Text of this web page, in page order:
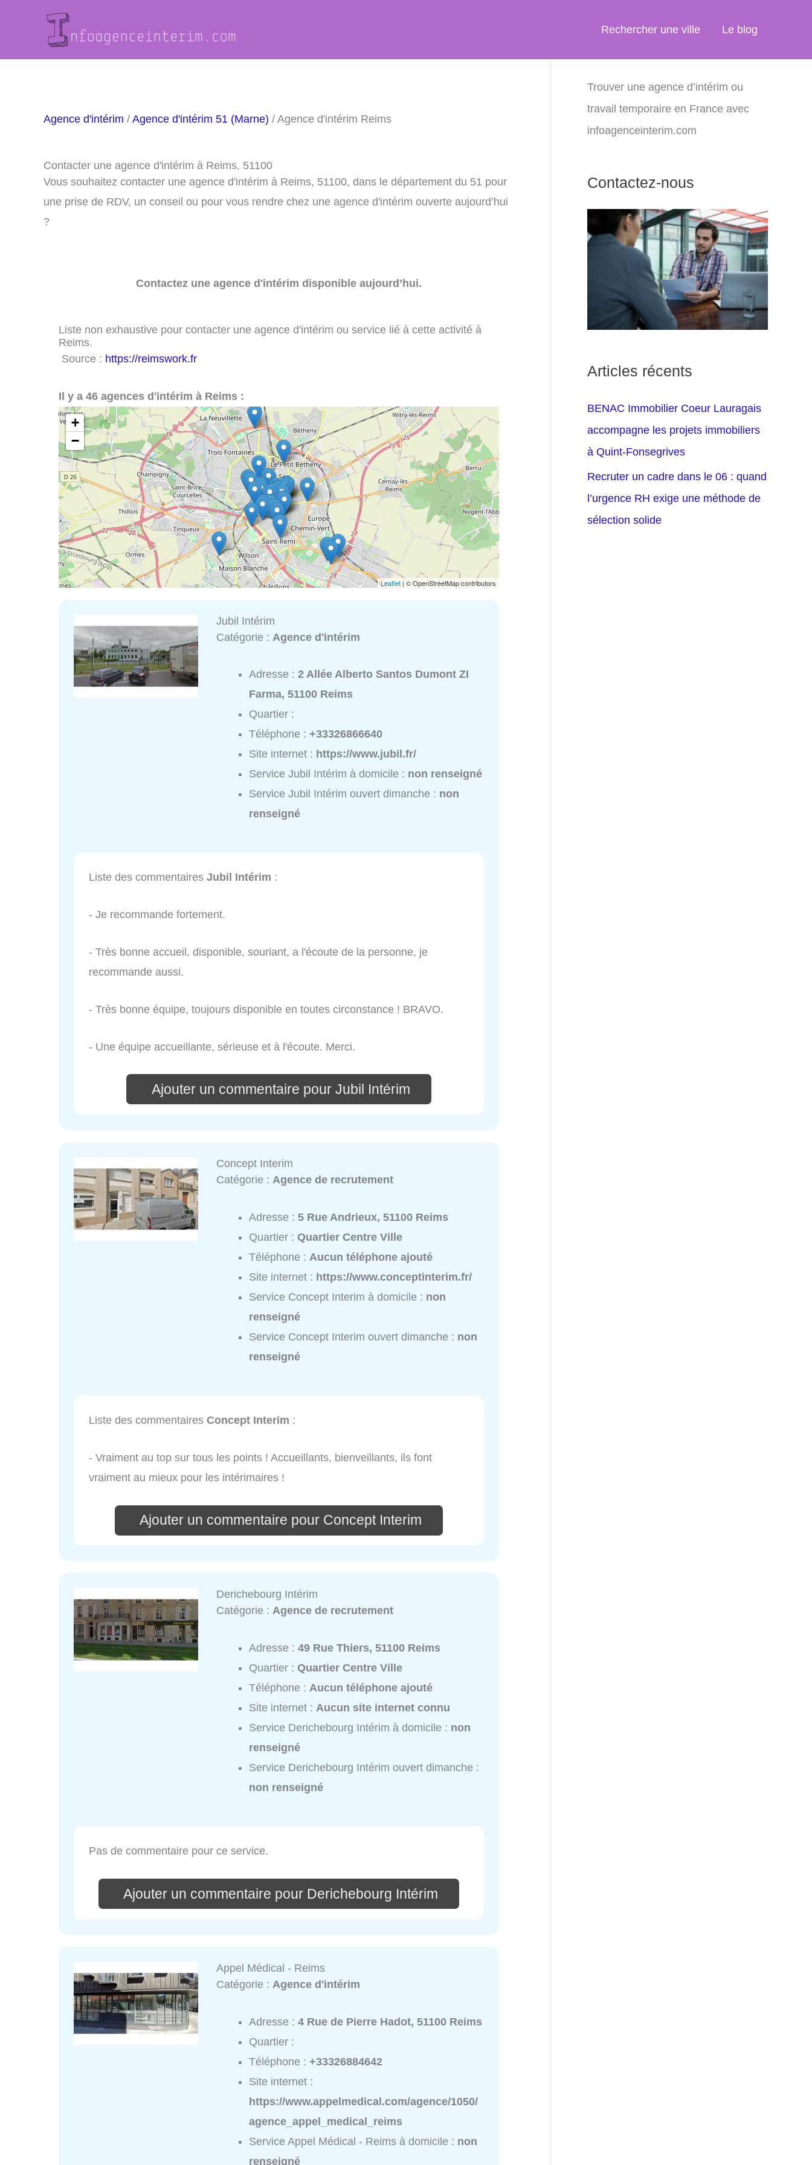
Rechercher une ville Le blog
Agence d'intérim / Agence d'intérim 51 (Marne) / Agence d'intérim Reims
Contacter une agence d'intérim à Reims, 51100
Vous souhaitez contacter une agence d'intérim à Reims, 51100, dans le département du 51 pour
une prise de RDV, un conseil ou pour vous rendre chez une agence d'intérim ouverte aujourd’hui
?
Contactez une agence d'intérim disponible aujourd’hui.
Liste non exhaustive pour contacter une agence d'intérim ou service lié à cette activité à
Reims.
Source : https://reimswork.fr
Il y a 46 agences d'intérim à Reims :
+
−
Leaflet | © OpenStreetMap contributors
Jubil Intérim
Catégorie : Agence d'intérim
Adresse :2 Allée Alberto Santos Dumont ZI
Farma, 51100 Reims
Quartier :
Téléphone :+33326866640
Site internet : https://www.jubil.fr/
Service Jubil Intérim à domicile : non renseigné
Service Jubil Intérim ouvert dimanche : non
renseigné
Liste des commentaires Jubil Intérim :
- Je recommande fortement.
- Très bonne accueil, disponible, souriant, a l'écoute de la personne, je
recommande aussi.
- Très bonne équipe, toujours disponible en toutes circonstance ! BRAVO.
- Une équipe accueillante, sérieuse et à l'écoute. Merci.
Ajouter un commentaire pour Jubil Intérim
Concept Interim
Catégorie :Agence de recrutement
Adresse :5 Rue Andrieux, 51100 Reims
Quartier :Quartier Centre Ville
Téléphone : Aucun téléphone ajouté
Site internet : https://www.conceptinterim.fr/
Service Concept Interim à domicile : non
renseigné
Service Concept Interim ouvert dimanche : non
renseigné
Liste des commentaires Concept Interim :
- Vraiment au top sur tous les points ! Accueillants, bienveillants, ils font
vraiment au mieux pour les intérimaires !
Ajouter un commentaire pour Concept Interim
Derichebourg Intérim
Catégorie :Agence de recrutement
Adresse :49 Rue Thiers, 51100 Reims
Quartier :Quartier Centre Ville
Téléphone :Aucun téléphone ajouté
Site internet :Aucun site internet connu
Service Derichebourg Intérim à domicile : non
renseigné
Service Derichebourg Intérim ouvert dimanche :
non renseigné
Pas de commentaire pour ce service.
Ajouter un commentaire pour Derichebourg Intérim
Appel Médical - Reims
Catégorie : Agence d'intérim
Adresse :4 Rue de Pierre Hadot, 51100 Reims
Quartier :
Téléphone :+33326884642
Site internet :
https://www.appelmedical.com/agence/1050/
agence_appel_medical_reims
Service Appel Médical - Reims à domicile : non
renseigné
Trouver une agence d’intérim ou
travail temporaire en France avec
infoagenceinterim.com
Contactez-nous
Articles récents
BENAC Immobilier Coeur Lauragais
accompagne les projets immobiliers
à Quint-Fonsegrives
Recruter un cadre dans le 06 : quand
l’urgence RH exige une méthode de
sélection solide